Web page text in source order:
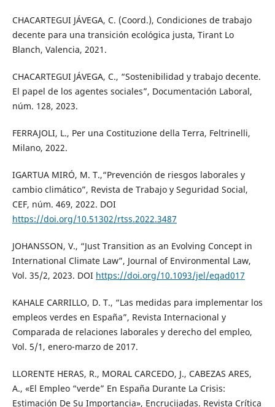
CHACARTEGUI JÁVEGA, C. (Coord.), Condiciones de trabajo
decente para una transición ecológica justa, Tirant Lo
Blanch, Valencia, 2021.
CHACARTEGUI JÁVEGA, C., “Sostenibilidad y trabajo decente.
El papel de los agentes sociales”, Documentación Laboral,
núm. 128, 2023.
FERRAJOLI, L., Per una Costituzione della Terra, Feltrinelli,
Milano, 2022.
IGARTUA MIRÓ, M. T.,“Prevención de riesgos laborales y
cambio climático”, Revista de Trabajo y Seguridad Social,
CEF, núm. 469, 2022. DOI
https://doi.org/10.51302/rtss.2022.3487
JOHANSSON, V., “Just Transition as an Evolving Concept in
International Climate Law”, Journal of Environmental Law,
Vol. 35/2, 2023. DOI https://doi.org/10.1093/jel/eqad017
KAHALE CARRILLO, D. T., “Las medidas para implementar los
empleos verdes en España”, Revista Internacional y
Comparada de relaciones laborales y derecho del empleo,
Vol. 5/1, enero-marzo de 2017.
LLORENTE HERAS, R., MORAL CARCEDO, J., CABEZAS ARES,
A., «El Empleo “verde” En España Durante La Crisis:
Estimación De Su Importancia», Encrucijadas. Revista Crítica